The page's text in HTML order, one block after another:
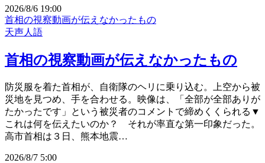
2026/8/6 19:00
首相の視察動画が伝えなかったもの
天声人語
首相の視察動画が伝えなかったもの
防災服を着た首相が、自衛隊のヘリに乗り込む。上空から被
災地を見つめ、手を合わせる。映像は、「全部が全部ありが
たかったです」という被災者のコメントで締めくくられる▼
これは何を伝えたいのか？ それが率直な第一印象だった。
高市首相は３日、熊本地震…
2026/8/7 5:00